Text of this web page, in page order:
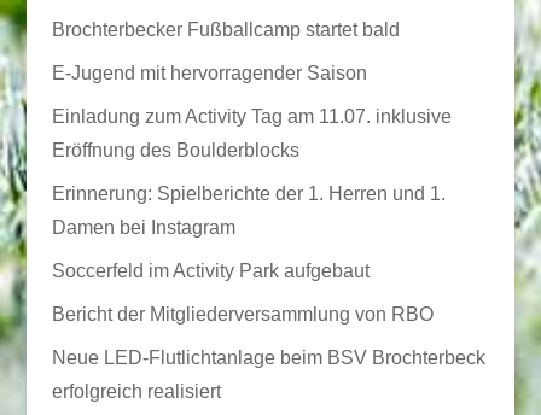
Brochterbecker Fußballcamp startet bald
E-Jugend mit hervorragender Saison
Einladung zum Activity Tag am 11.07. inklusive
Eröffnung des Boulderblocks
Erinnerung: Spielberichte der 1. Herren und 1.
Damen bei Instagram
Soccerfeld im Activity Park aufgebaut
Bericht der Mitgliederversammlung von RBO
Neue LED-Flutlichtanlage beim BSV Brochterbeck
erfolgreich realisiert